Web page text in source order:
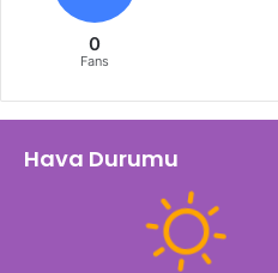
0
Fans
Hava Durumu